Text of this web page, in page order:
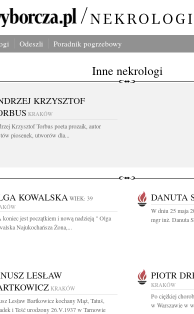
Odeszli Poradnik pogrzebowy
Inne nekrologi
KRZYSZTOF
KRAKÓW
Krzysztof Torbus poeta prozaik, autor
piosenek, utworów dla...
KOWALSKAWIEK: 39
koniec jest początkiem i nową nadzieją " Olga
Najukochańsza Żona,...
DANUTA
W dniu 25 maja
mgr inż. Danuta
LESŁAW
KRAKÓW
Lesław Bartkowicz kochany Mąż, Tatuś,
i Teść urodzony 26.V.1937 w Tarnowie
PIOTR
KRAKÓW
Po ciężkiej
w Warszawie w